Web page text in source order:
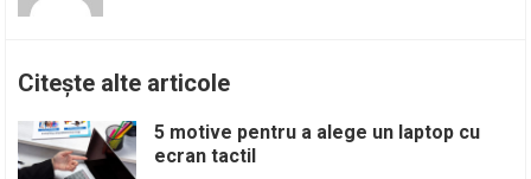
Citește alte articole
5 motive pentru a alege un laptop cu
ecran tactil